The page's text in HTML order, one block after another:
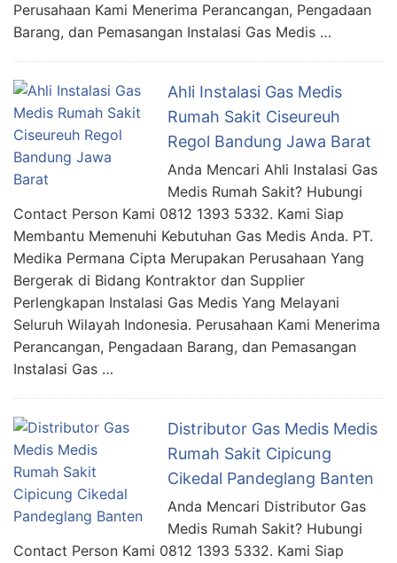
Perusahaan Kami Menerima Perancangan, Pengadaan
Barang, dan Pemasangan Instalasi Gas Medis …
Ahli Instalasi Gas Medis
Rumah Sakit Ciseureuh
Regol Bandung Jawa Barat
Anda Mencari Ahli Instalasi Gas
Medis Rumah Sakit? Hubungi
Contact Person Kami 0812 1393 5332. Kami Siap
Membantu Memenuhi Kebutuhan Gas Medis Anda. PT.
Medika Permana Cipta Merupakan Perusahaan Yang
Bergerak di Bidang Kontraktor dan Supplier
Perlengkapan Instalasi Gas Medis Yang Melayani
Seluruh Wilayah Indonesia. Perusahaan Kami Menerima
Perancangan, Pengadaan Barang, dan Pemasangan
Instalasi Gas …
Distributor Gas Medis Medis
Rumah Sakit Cipicung
Cikedal Pandeglang Banten
Anda Mencari Distributor Gas
Medis Rumah Sakit? Hubungi
Contact Person Kami 0812 1393 5332. Kami Siap